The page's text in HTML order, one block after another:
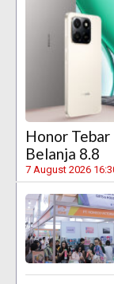
Honor
Belanja 8.8
7 August 2026